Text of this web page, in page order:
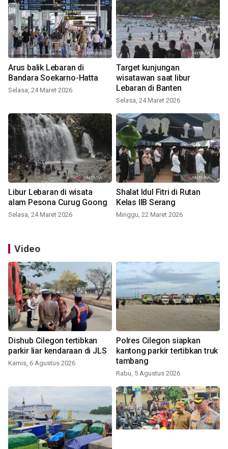
Arus balik Lebaran di
Bandara Soekarno-Hatta
Selasa, 24 Maret 2026
Target kunjungan
wisatawan saat libur
Lebaran di Banten
Selasa, 24 Maret 2026
Libur Lebaran di wisata
alam Pesona Curug Goong
Selasa, 24 Maret 2026
Shalat Idul Fitri di Rutan
Kelas IIB Serang
Minggu, 22 Maret 2026
Video
Dishub Cilegon tertibkan
parkir liar kendaraan di JLS
Kamis, 6 Agustus 2026
Polres Cilegon siapkan
kantong parkir tertibkan truk
tambang
Rabu, 5 Agustus 2026